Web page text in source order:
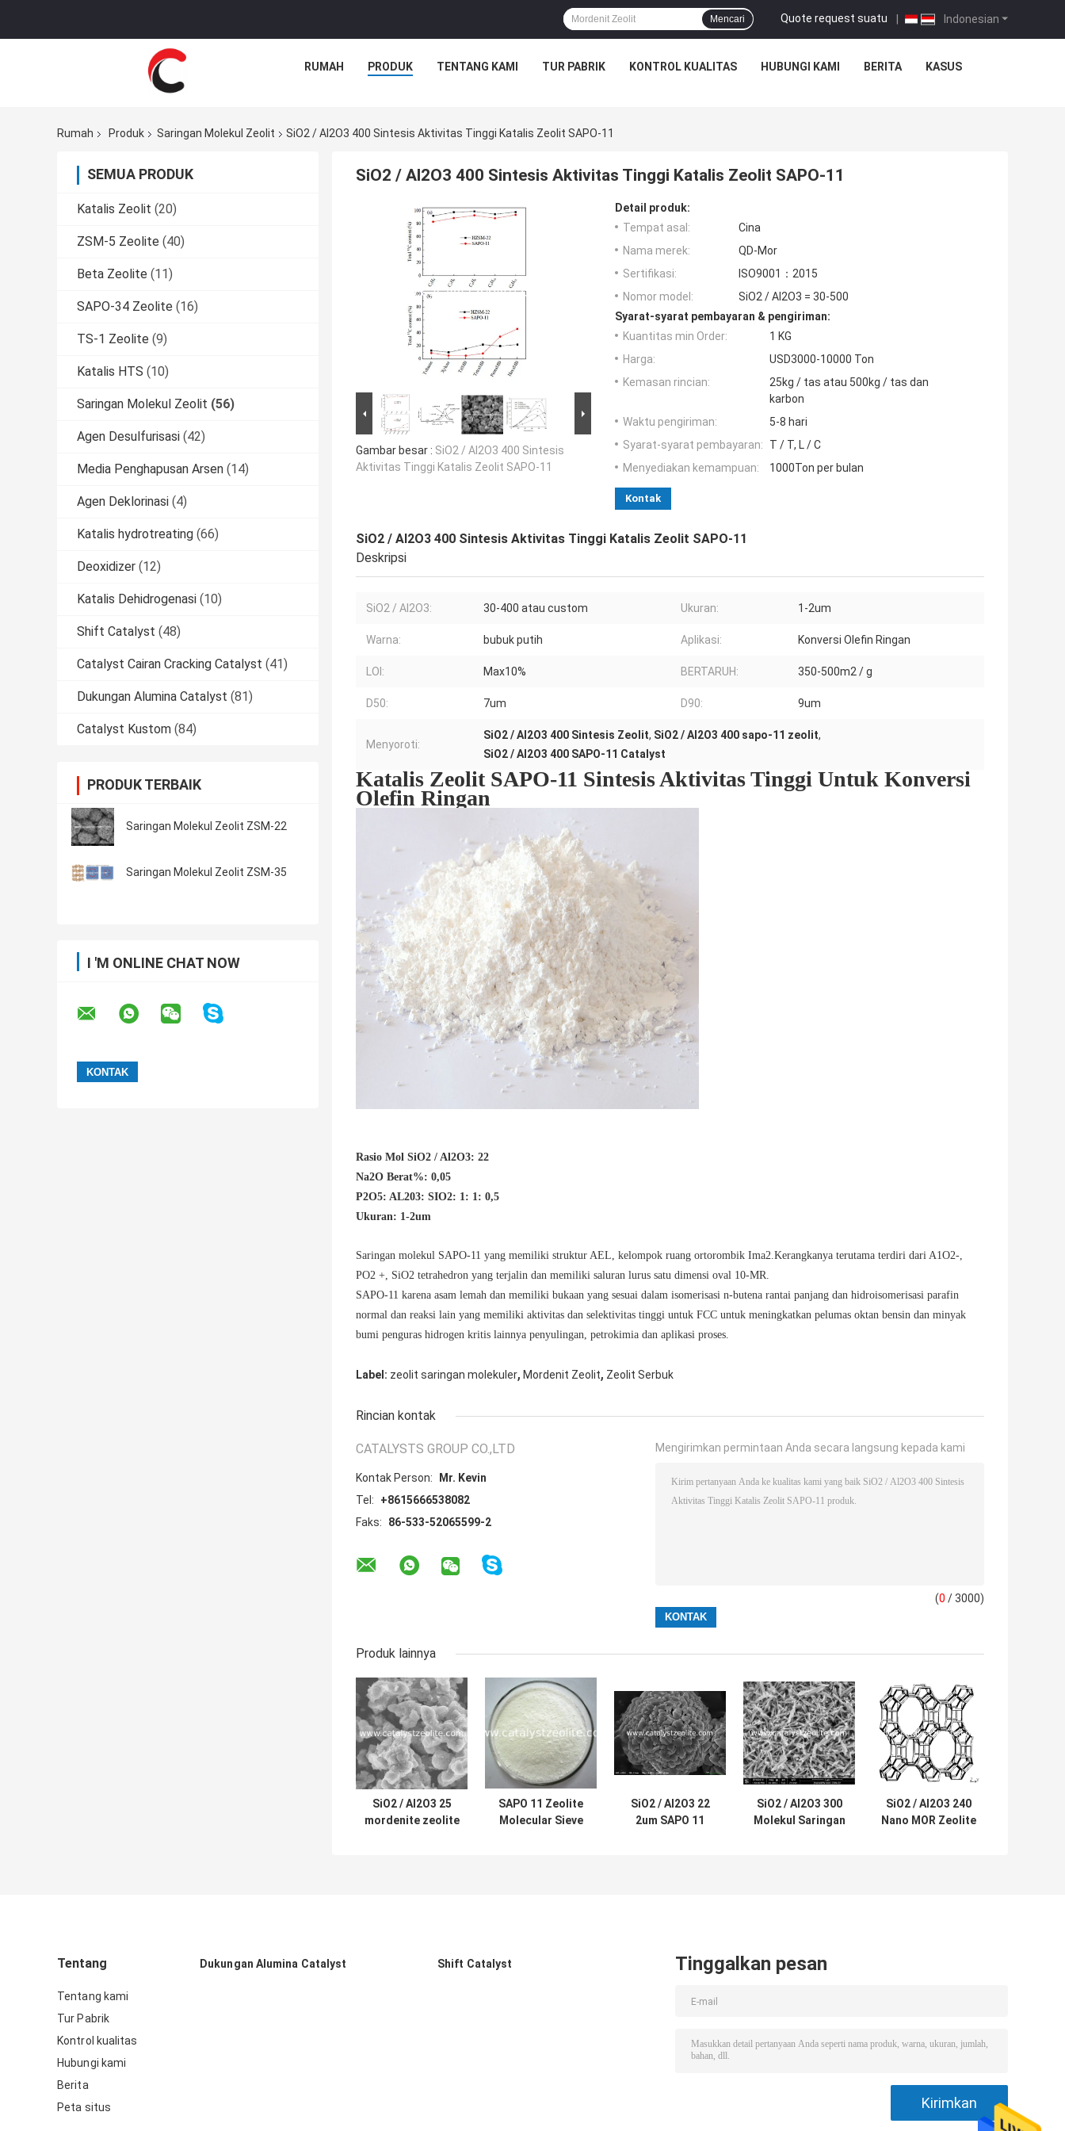
Indonesian
Quote request suatu |
Mencari
RUMAH PRODUK TENTANG KAMI TUR PABRIK KONTROL KUALITAS HUBUNGI KAMI BERITA KASUS
Rumah Produk Saringan Molekul Zeolit SiO2 / Al2O3 400 Sintesis Aktivitas Tinggi Katalis Zeolit ​​SAPO-11
SEMUA PRODUK
Katalis Zeolit (20)
ZSM-5 Zeolite (40)
Beta Zeolite (11)
SAPO-34 Zeolite (16)
TS-1 Zeolite (9)
Katalis HTS (10)
Saringan Molekul Zeolit (56)
Agen Desulfurisasi (42)
Media Penghapusan Arsen (14)
Agen Deklorinasi (4)
Katalis hydrotreating (66)
Deoxidizer (12)
Katalis Dehidrogenasi (10)
Shift Catalyst (48)
Catalyst Cairan Cracking Catalyst (41)
Dukungan Alumina Catalyst (81)
Catalyst Kustom (84)
PRODUK TERBAIK
Saringan Molekul Zeolit ​​ZSM-22
Saringan Molekul Zeolit ​​ZSM-35
I 'M ONLINE CHAT NOW
SiO2 / Al2O3 400 Sintesis Aktivitas Tinggi Katalis Zeolit ​​SAPO-11
Gambar besar : SiO2 / Al2O3 400 Sintesis
Aktivitas Tinggi Katalis Zeolit ​​SAPO-11
Detail produk:
Tempat asal:
Cina
Nama merek:
QD-Mor
Sertifikasi:
ISO9001：2015
Nomor model:
SiO2 / Al2O3 = 30-500
Syarat-syarat pembayaran & pengiriman:
Kuantitas min Order:
1 KG
Harga:
USD3000-10000 Ton
Kemasan rincian:
25kg / tas atau 500kg / tas dan
karbon
Waktu pengiriman:
5-8 hari
Syarat-syarat pembayaran:
T / T, L / C
Menyediakan kemampuan:
1000Ton per bulan
Kontak
SiO2 / Al2O3 400 Sintesis Aktivitas Tinggi Katalis Zeolit ​​SAPO-11
Deskripsi
SiO2 / Al2O3: 30-400 atau custom Ukuran: 1-2um
Warna: bubuk putih Aplikasi: Konversi Olefin Ringan
LOI: Max10% BERTARUH: 350-500m2 / g
D50: 7um D90: 9um
Menyoroti:
SiO2 / Al2O3 400 Sintesis Zeolit, SiO2 / Al2O3 400 sapo-11 zeolit,
SiO2 / Al2O3 400 SAPO-11 Catalyst
Katalis Zeolit ​​SAPO-11 Sintesis Aktivitas Tinggi Untuk Konversi
Olefin Ringan
Rasio Mol SiO2 / Al2O3: 22
Na2O Berat%: 0,05
P2O5: AL203: SIO2: 1: 1: 0,5
Ukuran: 1-2um
Saringan molekul SAPO-11 yang memiliki struktur AEL, kelompok ruang ortorombik Ima2.Kerangkanya terutama terdiri dari A1O2-,
PO2 +, SiO2 tetrahedron yang terjalin dan memiliki saluran lurus satu dimensi oval 10-MR.
SAPO-11 karena asam lemah dan memiliki bukaan yang sesuai dalam isomerisasi n-butena rantai panjang dan hidroisomerisasi parafin
normal dan reaksi lain yang memiliki aktivitas dan selektivitas tinggi untuk FCC untuk meningkatkan pelumas oktan bensin dan minyak
bumi penguras hidrogen kritis lainnya penyulingan, petrokimia dan aplikasi proses.
Label: zeolit ​​saringan molekuler, Mordenit Zeolit, Zeolit ​​Serbuk
Rincian kontak
CATALYSTS GROUP CO.,LTD
Kontak Person:
Mr. Kevin
Tel:
+8615666538082
Faks:
86-533-52065599-2
Mengirimkan permintaan Anda secara langsung kepada kami
(0 / 3000)
Produk lainnya
SiO2 / Al2O3 25
mordenite zeolite
SAPO 11 Zeolite
Molecular Sieve
SiO2 / Al2O3 22
2um SAPO 11
SiO2 / Al2O3 300
Molekul Saringan
SiO2 / Al2O3 240
Nano MOR Zeolite
Tentang
Tentang kami
Tur Pabrik
Kontrol kualitas
Hubungi kami
Berita
Peta situs
Dukungan Alumina Catalyst Shift Catalyst Tinggalkan pesan